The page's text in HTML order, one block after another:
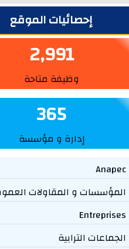
الشريط الجانبيإحصائيات الموقع
2,991
وظيفة متاحة
365
إدارة و مؤسسة
Anapec
المؤسسات و المقاولات
الجماعات الترابية